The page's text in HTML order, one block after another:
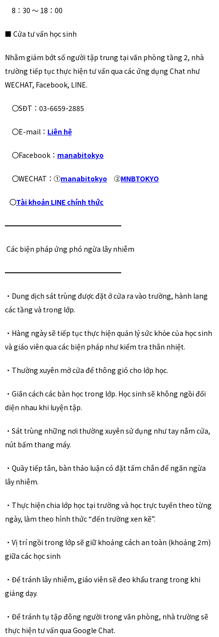
8：30 ～ 18：00
■ Cửa tư vấn học sinh
Nhằm giảm bớt số người tập trung tại văn phòng tầng 2, nhà
trường tiếp tục thực hiện tư vấn qua các ứng dụng Chat như
WECHAT, Facebook, LINE.
〇SĐT：03-6659-2885
〇E-mail： Liên hệ
〇Facebook： manabitokyo
〇WECHAT：①manabitokyo ②MNBTOKYO
〇Tài khoản LINE chính thức
━━━━━━━━━━━━━━━━━
Các biện pháp ứng phó ngừa lây nhiễm
━━━━━━━━━━━━━━━━━
・Dung dịch sát trùng được đặt ở cửa ra vào trường, hành lang
các tầng và trong lớp.
・Hàng ngày sẽ tiếp tục thực hiện quản lý sức khỏe của học sinh
và giáo viên qua các biện pháp như kiểm tra thân nhiệt.
・Thường xuyên mở cửa để thông gió cho lớp học.
・Giãn cách các bàn học trong lớp. Học sinh sẽ không ngồi đối
diện nhau khi luyện tập.
・Sát trùng những nơi thường xuyên sử dụng như tay nắm cửa,
nút bấm thang máy.
・Quầy tiếp tân, bàn thảo luận có đặt tấm chắn để ngăn ngừa
lây nhiễm.
・Thực hiện chia lớp học tại trường và học trực tuyến theo từng
ngày, làm theo hình thức “đến trường xen kẽ”.
・Vị trí ngồi trong lớp sẽ giữ khoảng cách an toàn (khoảng 2m)
giữa các học sinh
・Để tránh lây nhiễm, giáo viên sẽ đeo khẩu trang trong khi
giảng dạy.
・Để tránh tụ tập đông người trong văn phòng, nhà trường sẽ
thực hiện tư vấn qua Google Chat.